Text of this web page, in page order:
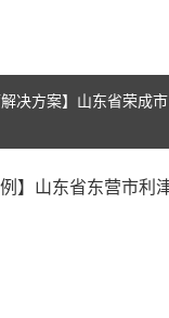
决方案】山东省荣成市